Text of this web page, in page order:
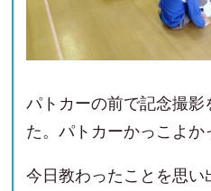
パトカーの前で記念撮影
た。パトカーかっこよか
今日教わったことを思い